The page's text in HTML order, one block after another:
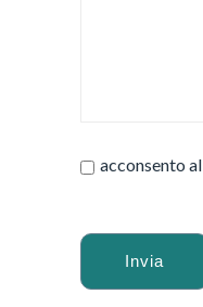
acconsento al